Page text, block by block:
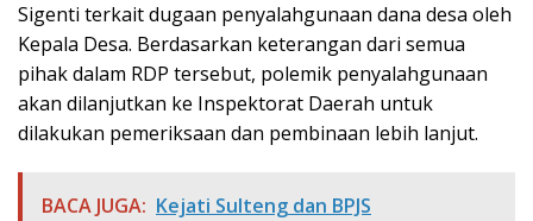
Sigenti terkait dugaan penyalahgunaan dana desa oleh
Kepala Desa. Berdasarkan keterangan dari semua
pihak dalam RDP tersebut, polemik penyalahgunaan
akan dilanjutkan ke Inspektorat Daerah untuk
dilakukan pemeriksaan dan pembinaan lebih lanjut.
BACA JUGA: Kejati Sulteng dan BPJS